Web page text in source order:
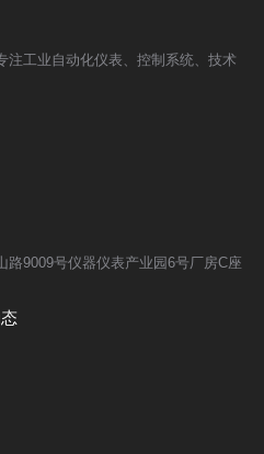
注工业自动化仪表、控制系统、技术
9009号仪器仪表产业园6号厂房C座